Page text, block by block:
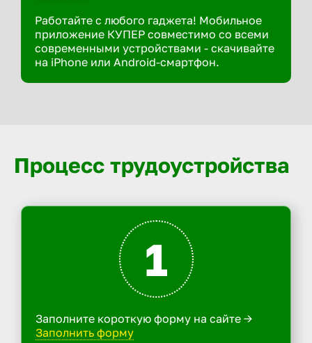
Работайте с любого гаджета! Мобильное
приложение КУПЕР совместимо со всеми
современными устройствами - скачивайте
на iPhone или Android-смартфон.
Процесс трудоустройства
1
Заполните короткую форму на сайте ->
Заполнить форму